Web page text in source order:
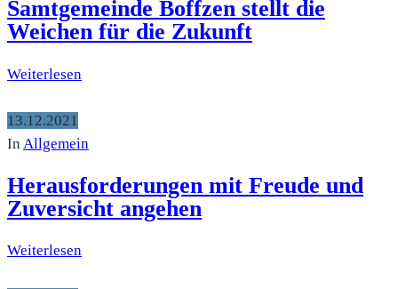
Samtgemeinde Boffzen stellt die
Weichen für die Zukunft
Weiterlesen
13.12.2021
In Allgemein
Herausforderungen mit Freude und
Zuversicht angehen
Weiterlesen